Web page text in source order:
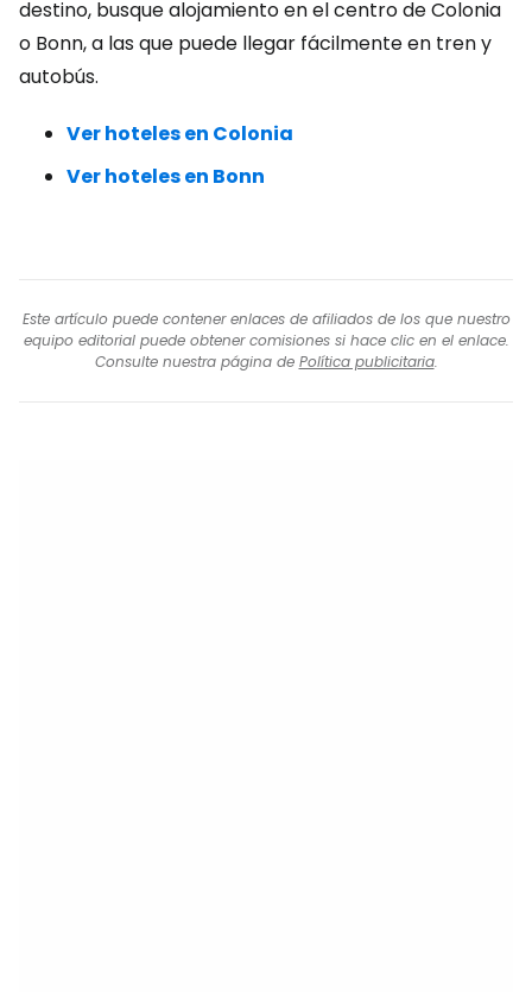
destino, busque alojamiento en el centro de Colonia
o Bonn, a las que puede llegar fácilmente en tren y
autobús.
Ver hoteles en Colonia
Ver hoteles en Bonn
Este artículo puede contener enlaces de afiliados de los que nuestro
equipo editorial puede obtener comisiones si hace clic en el enlace.
Consulte nuestra página de Política publicitaria.